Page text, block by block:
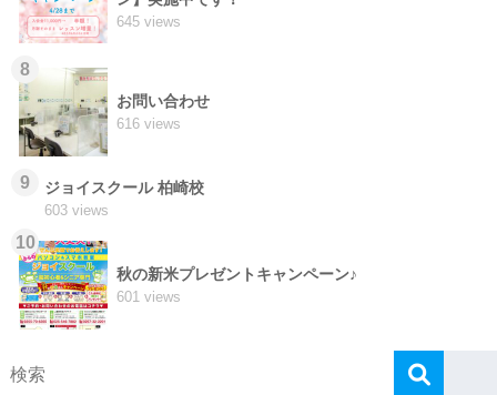
645 views
8
お問い合わせ
616 views
9 ジョイスクール 柏崎校
603 views
10
秋の新米プレゼントキャンペーン♪
601 views